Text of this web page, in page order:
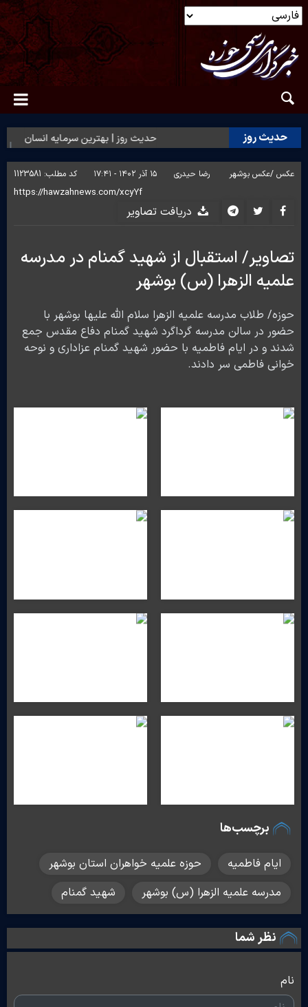
حدیث روز حدیث روز | بهترین سرمایه انسان
عکس /عکس بوشهر رضا حیدری ۱۵ آذر ۱۴۰۲ - ۱۷:۴۱ کد مطلب: 1123581
دریافت تصاویر
تصاویر/ استقبال از شهید گمنام در مدرسه
علمیه الزهرا (س) بوشهر
حوزه/ طلاب مدرسه علمیه الزهرا سلام الله علیها بوشهر با
حضور در سالن مدرسه گرداگرد شهید گمنام دفاع مقدس جمع
شدند و در ایام فاطمیه با حضور شهید گمنام عزاداری و نوحه
خوانی فاطمی سر دادند.
برچسب‌ها
ایام فاطمیه
حوزه علمیه خواهران استان بوشهر
مدرسه علمیه الزهرا (س) بوشهر
شهید گمنام
نظر شما
نام